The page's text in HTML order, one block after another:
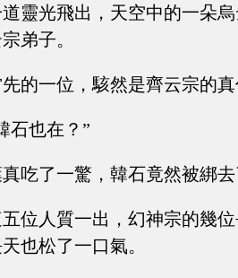
道靈光飛出，天空中的一朵
弟子。
的一位，駭然是齊云宗的
石也在？”
吃了一驚，韓石竟然被綁
位人質一出，幻神宗的幾
也松了一口氣。